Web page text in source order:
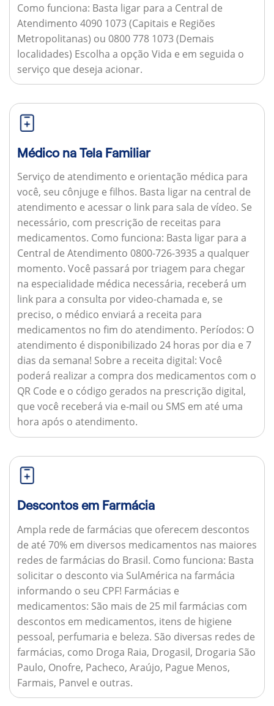
Como funciona: Basta ligar para a Central de
Atendimento 4090 1073 (Capitais e Regiões
Metropolitanas) ou 0800 778 1073 (Demais
localidades) Escolha a opção Vida e em seguida o
serviço que deseja acionar.
Médico na Tela Familiar
Serviço de atendimento e orientação médica para
você, seu cônjuge e filhos. Basta ligar na central de
atendimento e acessar o link para sala de vídeo. Se
necessário, com prescrição de receitas para
medicamentos. Como funciona: Basta ligar para a
Central de Atendimento 0800-726-3935 a qualquer
momento. Você passará por triagem para chegar
na especialidade médica necessária, receberá um
link para a consulta por video-chamada e, se
preciso, o médico enviará a receita para
medicamentos no fim do atendimento. Períodos: O
atendimento é disponibilizado 24 horas por dia e 7
dias da semana! Sobre a receita digital: Você
poderá realizar a compra dos medicamentos com o
QR Code e o código gerados na prescrição digital,
que você receberá via e-mail ou SMS em até uma
hora após o atendimento.
Descontos em Farmácia
Ampla rede de farmácias que oferecem descontos
de até 70% em diversos medicamentos nas maiores
redes de farmácias do Brasil. Como funciona: Basta
solicitar o desconto via SulAmérica na farmácia
informando o seu CPF! Farmácias e
medicamentos: São mais de 25 mil farmácias com
descontos em medicamentos, itens de higiene
pessoal, perfumaria e beleza. São diversas redes de
farmácias, como Droga Raia, Drogasil, Drogaria São
Paulo, Onofre, Pacheco, Araújo, Pague Menos,
Farmais, Panvel e outras.